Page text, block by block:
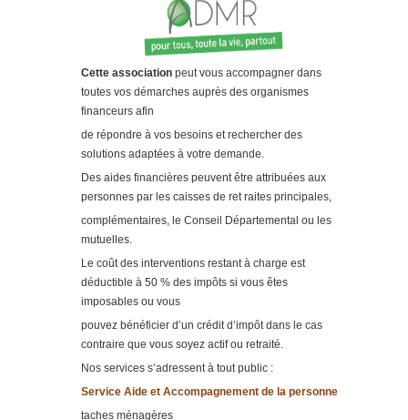
Cette association peut vous accompagner dans
toutes vos démarches auprès des organismes
financeurs afin
de répondre à vos besoins et rechercher des
solutions adaptées à votre demande.
Des aides financières peuvent être attribuées aux
personnes par les caisses de ret raites principales,
complémentaires, le Conseil Départemental ou les
mutuelles.
Le coût des interventions restant à charge est
déductible à 50 % des impôts si vous êtes
imposables ou vous
pouvez bénéficier d’un crédit d’impôt dans le cas
contraire que vous soyez actif ou retraité.
Nos services s’adressent à tout public :
Service Aide et Accompagnement de la personne
taches ménagères